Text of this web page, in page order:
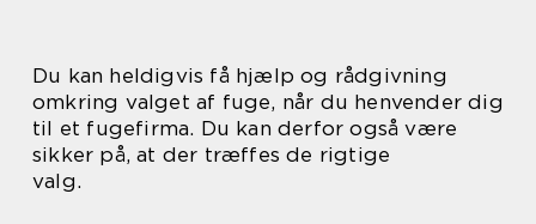
Du kan heldigvis få hjælp og rådgivning
omkring valget af fuge, når du henvender dig
til et fugefirma. Du kan derfor også være
sikker på, at der træffes de rigtige
valg.